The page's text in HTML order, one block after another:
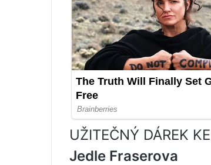
UŽITEČNÝ DÁREK
Jedle Fraserova